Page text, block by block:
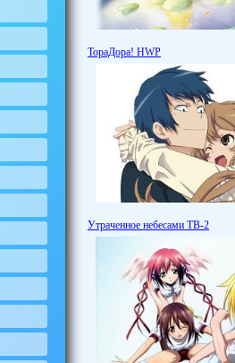
ТораДора! HWP
Утраченное небесами ТВ-2